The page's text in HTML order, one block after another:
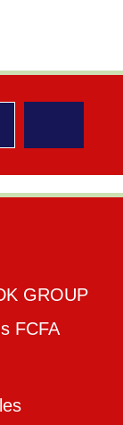
GROUP
FCFA